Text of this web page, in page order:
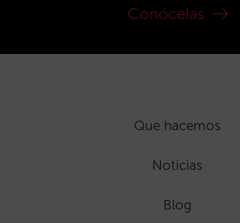
Conócelas
Que hacemos
Noticias
Blog